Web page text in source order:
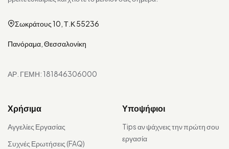
Σωκράτους 10, Τ.Κ 55236
Πανόραμα, Θεσσαλονίκη
ΑΡ. ΓΕΜΗ: 181846306000
Χρήσιμα
Αγγελίες Εργασίας
Συχνές Ερωτήσεις (FAQ)
Υποψήφιοι
Tips αν ψάχνεις την πρώτη σου
εργασία